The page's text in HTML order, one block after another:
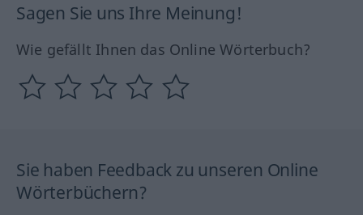
Sagen Sie uns Ihre Meinung!
Wie gefällt Ihnen das Online Wörterbuch?
Sie haben Feedback zu unseren Online
Wörterbüchern?